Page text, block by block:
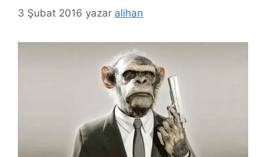
3 Şubat 2016 yazar alihan